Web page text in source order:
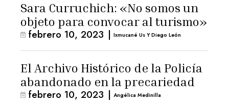
Sara Curruchich: «No somos un
objeto para convocar al turismo»
febrero 10, 2023 | Ixmucané Us Y Diego León
El Archivo Histórico de la Policía
abandonado en la precariedad
febrero 10, 2023 | Angélica Medinilla